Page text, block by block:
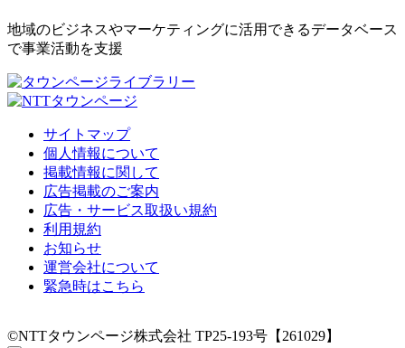
地域のビジネスやマーケティングに活用できるデータベース
で事業活動を支援
サイトマップ
個人情報について
掲載情報に関して
広告掲載のご案内
広告・サービス取扱い規約
利用規約
お知らせ
運営会社について
緊急時はこちら
©NTTタウンページ株式会社 TP25-193号【261029】